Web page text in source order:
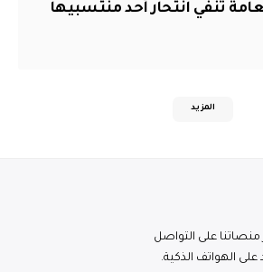
تنفي انتحار أحد منتسبيها
المزيد
على التواصل
الهواتف الذكية.